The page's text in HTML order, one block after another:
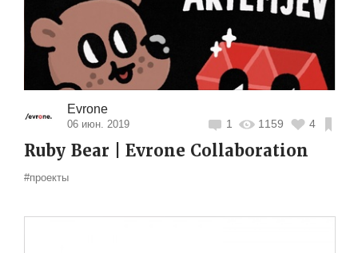
Evrone
06 июн. 2019 1 1159 4
Ruby Bear | Evrone Collaboration
#проекты